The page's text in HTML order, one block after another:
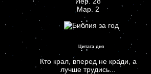
Мар. 2
Цитата дня
Кто крал, вперед не кради, а
лучше трудись...